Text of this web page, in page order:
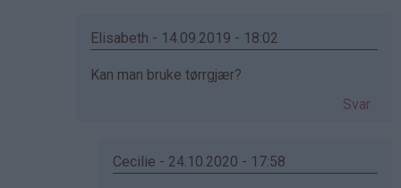
Elisabeth - 14.09.2019 - 18:02
Som
June
Kan man bruke tørrgjær?
Svar
Cecilie - 24.10.2020 - 17:58